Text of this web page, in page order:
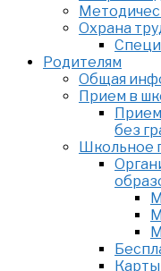
Охрана
Родителям
Общая
Прием в
без
Школьное